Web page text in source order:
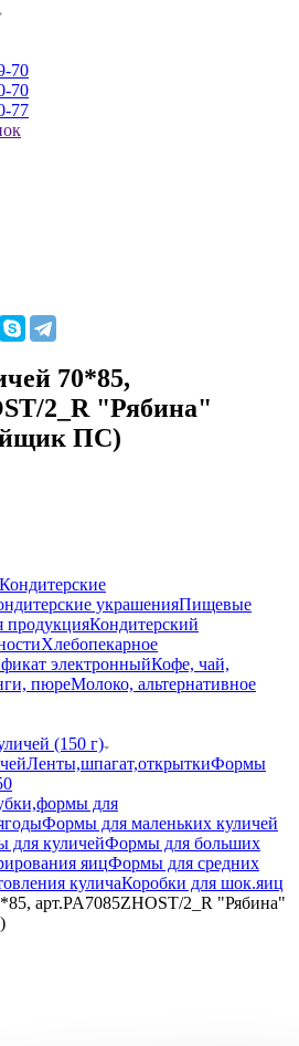
70
70
77
70*85,
2_R "Рябина"
ПС)
Кондитерские
украшенияПищевые
продукцияКондитерский
Хлебопекарное
электронныйКофе, чай,
пюреМолоко, альтернативное
(150 г)
Ленты,шпагат,открыткиФормы
для
Формы для маленьких куличей
для куличейФормы для больших
яицФормы для средних
куличаКоробки для шок.яиц
арт.PA7085ZHOST/2_R "Рябина"